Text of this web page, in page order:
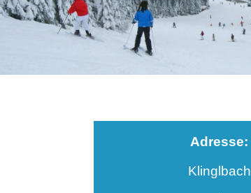
Adresse:
Klinglbach